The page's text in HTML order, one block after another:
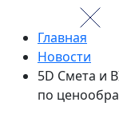
Главная
Новости
5D Смета и
по